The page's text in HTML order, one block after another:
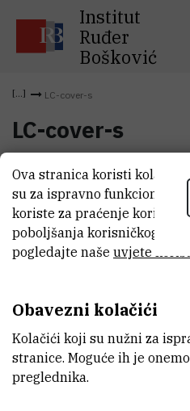
Institut
Ruđer
Bošković
LC-cover-s
LC-cover-s
LC-cover-s (249 kB)
Ova stranica koristi
su za ispravno
koriste za praćenje
poboljšanja korisničkog
pogledajte naše uvjete
Obavezni kolačići
Kolačići koji su nužni za
stranice. Moguće ih je
preglednika.